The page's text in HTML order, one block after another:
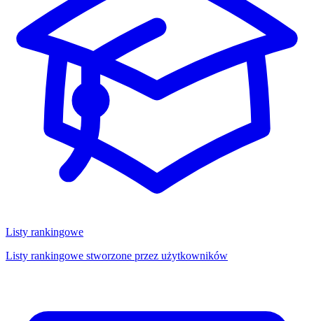
Listy rankingowe
Listy rankingowe stworzone przez użytkowników